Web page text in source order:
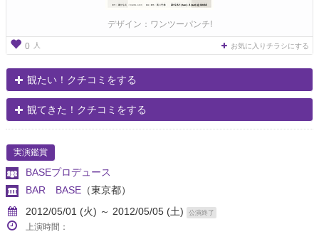
デザイン：ワンツーパンチ!
0 人 お気に入りチラシにする
観たい！クチコミをする
観てきた！クチコミをする
実演鑑賞
BASEプロデュース
BAR BASE （東京都）
2012/05/01 (火) ～ 2012/05/05 (土)
公演終了
上演時間：